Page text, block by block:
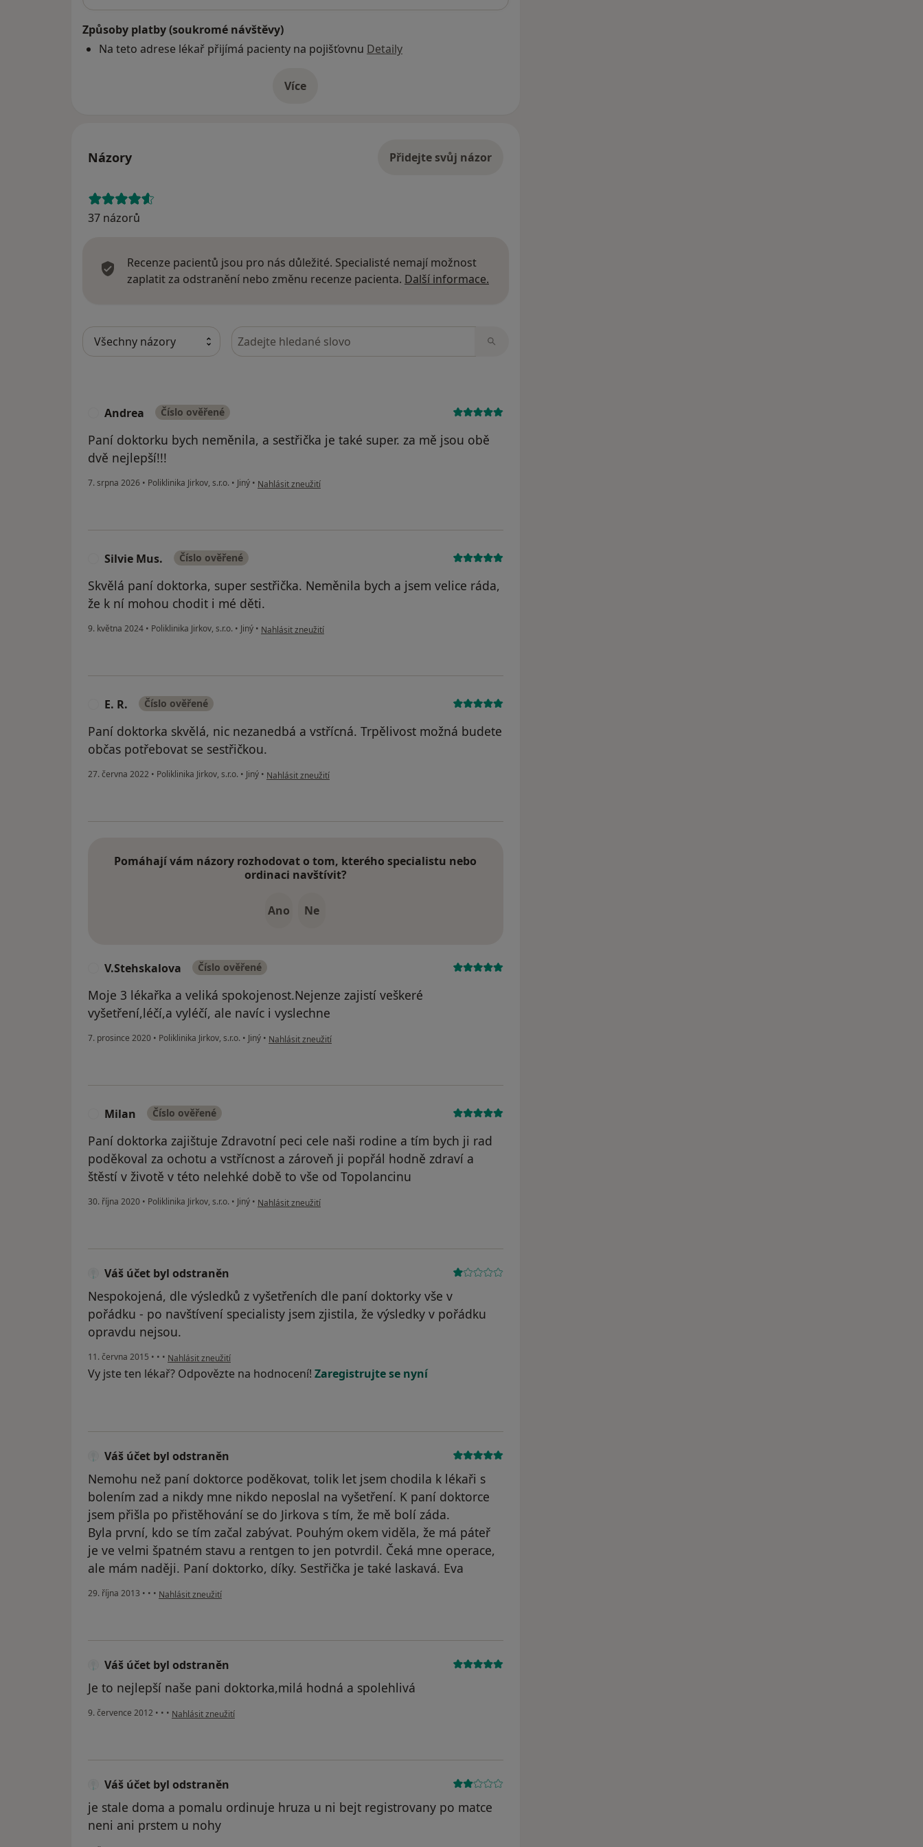
Způsoby platby (soukromé návštěvy)
Na teto adrese lékař přijímá pacienty na pojišťovnu Detaily
Víceo adrese
Názory Přidejte svůj názor
37 názorů
Recenze pacientů jsou pro nás důležité. Specialisté nemají možnost
zaplatit za odstranění nebo změnu recenze pacienta. Další informace.
Hledejte v názorech
Andrea Číslo ověřené
Paní doktorku bych neměnila, a sestřička je také super. za mě jsou obě
dvě nejlepší!!!
7. srpna 2026 • Poliklinika Jirkov, s.r.o. • Jiný • podle názoru uživatele Andrea
Nahlásit zneužití
Silvie Mus. Číslo ověřené
Skvělá paní doktorka, super sestřička. Neměnila bych a jsem velice ráda,
že k ní mohou chodit i mé děti.
9. května 2024 • Poliklinika Jirkov, s.r.o. • Jiný • podle názoru uživatele Silvie Mus.
Nahlásit zneužití
E. R. Číslo ověřené
Paní doktorka skvělá, nic nezanedbá a vstřícná. Trpělivost možná budete
občas potřebovat se sestřičkou.
27. června 2022 • Poliklinika Jirkov, s.r.o. • Jiný • podle názoru uživatele E. R.
Nahlásit zneužití
Pomáhají vám názory rozhodovat o tom, kterého specialistu nebo
ordinaci navštívit?
Ano Ne
V.Stehskalova Číslo ověřené
Moje 3 lékařka a veliká spokojenost.Nejenze zajistí veškeré
vyšetření,léčí,a vyléčí, ale navíc i vyslechne
7. prosince 2020 • Poliklinika Jirkov, s.r.o. • Jiný • podle názoru uživatele V.Stehskalova
Nahlásit zneužití
Milan Číslo ověřené
Paní doktorka zajištuje Zdravotní peci cele naši rodine a tím bych ji rad
poděkoval za ochotu a vstřícnost a zároveň ji popřál hodně zdraví a
štěstí v životě v této nelehké době to vše od Topolancinu
30. října 2020 • Poliklinika Jirkov, s.r.o. • Jiný • podle názoru uživatele Milan
Nahlásit zneužití
Váš účet byl odstraněn
Nespokojená, dle výsledků z vyšetřeních dle paní doktorky vše v
pořádku - po navštívení specialisty jsem zjistila, že výsledky v pořádku
opravdu nejsou.
11. června 2015 • • • podle názoru uživatele Váš účet byl odstraněn
Nahlásit zneužití
Vy jste ten lékař? Odpovězte na hodnocení! Zaregistrujte se nyní
Váš účet byl odstraněn
Nemohu než paní doktorce poděkovat, tolik let jsem chodila k lékaři s
bolením zad a nikdy mne nikdo neposlal na vyšetření. K paní doktorce
jsem přišla po přistěhování se do Jirkova s tím, že mě bolí záda.
Byla první, kdo se tím začal zabývat. Pouhým okem viděla, že má páteř
je ve velmi špatném stavu a rentgen to jen potvrdil. Čeká mne operace,
ale mám naději. Paní doktorko, díky. Sestřička je také laskavá. Eva
29. října 2013 • • • podle názoru uživatele Váš účet byl odstraněn
Nahlásit zneužití
Váš účet byl odstraněn
Je to nejlepší naše pani doktorka,milá hodná a spolehlivá
9. července 2012 • • • podle názoru uživatele Váš účet byl odstraněn
Nahlásit zneužití
Váš účet byl odstraněn
je stale doma a pomalu ordinuje hruza u ni bejt registrovany po matce
neni ani prstem u nohy